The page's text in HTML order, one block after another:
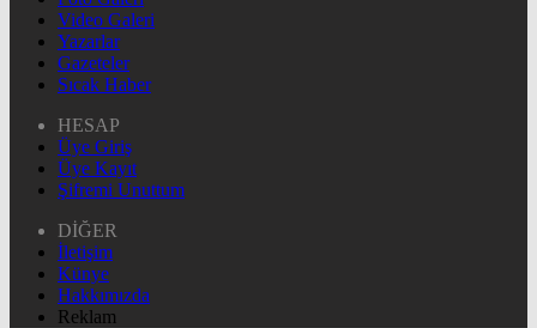
Video Galeri
Yazarlar
Gazeteler
Sıcak Haber
HESAP
Üye Giriş
Üye Kayıt
Şifremi Unuttum
DİĞER
İletişim
Künye
Hakkımızda
Reklam